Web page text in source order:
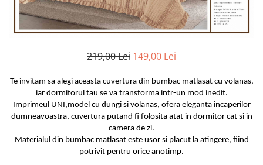
Cearceaf cu elastic
Cearceaf normal
Cearceaf normal
Bumbac Satinat 3D
Cearceaf cu elastic 4 piese
Cearceaf normal 6 piese
Bumbac Tip Damasc
Persoana
Bumbac Tip Finet 5D In Relief - 1
Cearceaf cu elastic 4 piese
Set Lenjerie + Draperii 1 Persoana
Lenjerii Bumbac 100% - 1 Persoana
Paturi Cocolino Pentru Copii
Huse De Pat Damasc
Huse De Pat Damasc - 140x200cm
Huse De Pat Damasc - 160x200cm
Huse De Pat Damasc - 180x200cm
Cearceaf Pat + Fețe De Pernă
Huse De Pat Catifea / Topper
Huse De Pat Catifea / Topper -
Huse De Pat Catifea / Topper -
219,00 Lei 149,00 Lei
Te invitam sa alegi aceasta cuvertura din bumbac matlasat cu volanas,
iar dormitorul tau se va transforma intr-un mod inedit.
Imprimeul UNI,model cu dungi si volanas, ofera eleganta incaperilor
dumneavoastra, cuvertura putand fi folosita atat in dormitor cat si in
camera de zi.
Materialul din bumbac matlasat este usor si placut la atingere, fiind
potrivit pentru orice anotimp.